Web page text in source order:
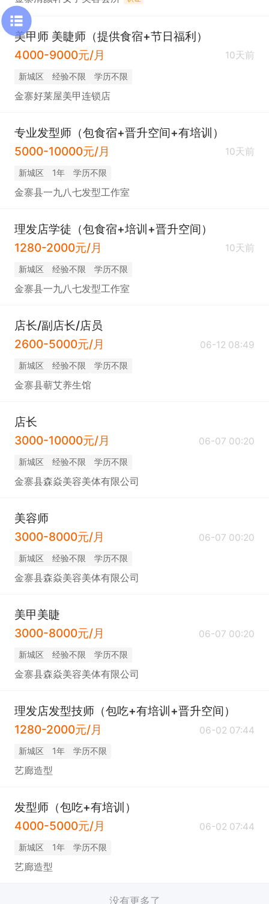
美甲师 美睫师（提供食宿+节日福利）
4000-9000元/月
10天前
新城区 经验不限 学历不限
金寨好莱屋美甲连锁店
专业发型师（包食宿+晋升空间+有培训）
5000-10000元/月
10天前
新城区 1年 学历不限
金寨县一九八七发型工作室
理发店学徒（包食宿+培训+晋升空间）
1280-2000元/月
10天前
新城区 经验不限 学历不限
金寨县一九八七发型工作室
店长/副店长/店员
2600-5000元/月
06-12 08:49
新城区 经验不限 学历不限
金寨县蕲艾养生馆
店长
3000-10000元/月
06-07 00:20
新城区 经验不限 学历不限
金寨县森焱美容美体有限公司
美容师
3000-8000元/月
06-07 00:20
新城区 经验不限 学历不限
金寨县森焱美容美体有限公司
美甲美睫
3000-8000元/月
06-07 00:20
新城区 经验不限 学历不限
金寨县森焱美容美体有限公司
理发店发型技师（包吃+有培训+晋升空间）
1280-2000元/月
06-02 07:44
新城区 1年 学历不限
艺廊造型
发型师（包吃+有培训）
4000-5000元/月
06-02 07:44
新城区 1年 学历不限
艺廊造型
没有更多了